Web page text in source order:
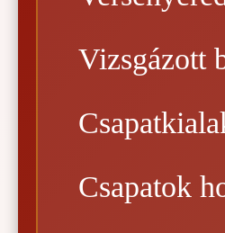
Vizsgázott
Csapatok